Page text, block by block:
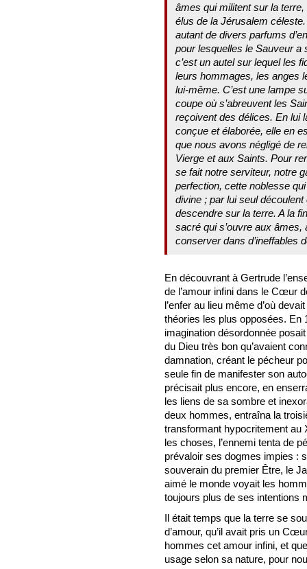
âmes qui militent sur la
élus de la Jérusalem céleste.
autant de divers parfums
pour lesquelles le Sauveur a
c’est un autel sur lequel les
leurs hommages, les anges
lui-même. C’est une lampe
coupe où s’abreuvent les
reçoivent des délices. En lui
conçue et élaborée, elle en
que nous avons négligé de
Vierge et aux Saints. Pour
se fait notre serviteur, notre
perfection, cette noblesse
divine ; par lui seul
descendre sur la terre. A la
sacré qui s’ouvre aux
conserver dans d’ineffables
En découvrant à Gertrude
de l’amour infini dans le Cœur
l’enfer au lieu même d’où
théories les plus opposées. En
imagination désordonnée
du Dieu très bon qu’avaient
damnation, créant le pécheur
seule fin de manifester son
précisait plus encore, en
les liens de sa sombre et
deux hommes, entraîna la
transformant hypocritement au
les choses, l’ennemi tenta de
prévaloir ses dogmes impies :
souverain du premier Être, le
aimé le monde voyait les
toujours plus de ses intentions
Il était temps que la terre se
d’amour, qu’il avait pris un
hommes cet amour infini, et
usage selon sa nature, pour